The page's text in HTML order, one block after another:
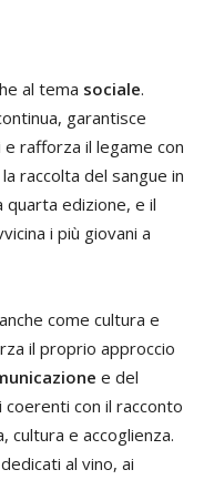
al tema sociale.
garantisce
rafforza il legame con
raccolta del sangue in
quarta edizione, e il
i più giovani a
come cultura e
il proprio approccio
e del
con il racconto
cultura e accoglienza.
al vino, ai